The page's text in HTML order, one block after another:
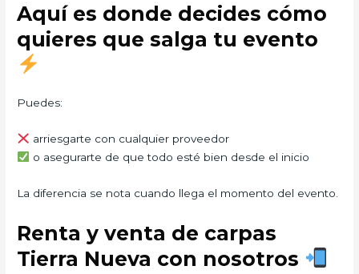
Aquí es donde decides cómo
quieres que salga tu evento
Puedes:
arriesgarte con cualquier proveedor
o asegurarte de que todo esté bien desde el inicio
La diferencia se nota cuando llega el momento del evento.
Renta y venta de carpas
Tierra Nueva con nosotros